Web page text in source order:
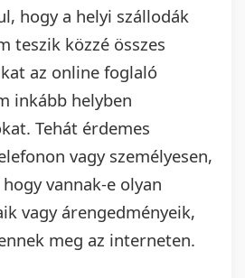
hogy a helyi szállodák
teszik közzé összes
az online foglaló
inkább helyben
Tehát érdemes
vagy személyesen,
vannak-e olyan
vagy árengedményeik,
meg az interneten.